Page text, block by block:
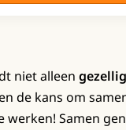
niet alleen
de kans om
werken! Samen